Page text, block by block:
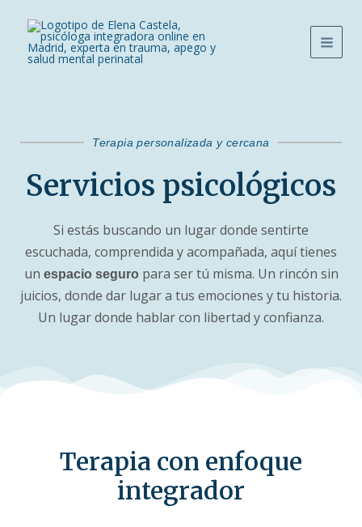
contenido
Terapia personalizada y cercana
Servicios psicológicos
Si estás buscando un lugar donde sentirte
escuchada, comprendida y acompañada, aquí tienes
un espacio seguro para ser tú misma. Un rincón sin
juicios, donde dar lugar a tus emociones y tu historia.
Un lugar donde hablar con libertad y confianza.
Terapia con enfoque
integrador